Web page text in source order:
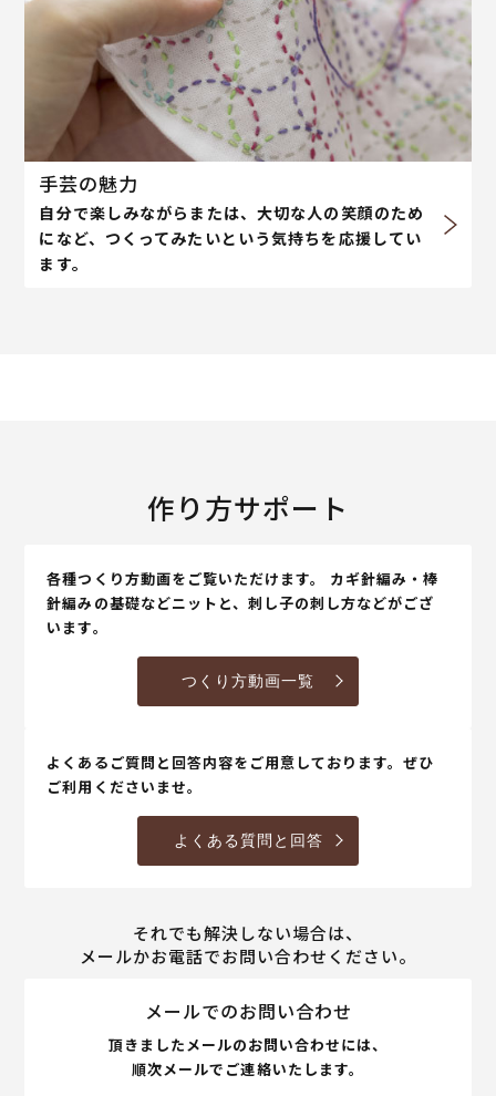
手芸の魅力
自分で楽しみながらまたは、大切な人の笑顔のため
になど、つくってみたいという気持ちを応援してい
ます。
作り方サポート
各種つくり方動画をご覧いただけます。 カギ針編み・棒
針編みの基礎などニットと、刺し子の刺し方などがござ
います。
つくり方動画一覧
よくあるご質問と回答内容をご用意しております。ぜひ
ご利用くださいませ。
よくある質問と回答
それでも解決しない場合は、
メールかお電話でお問い合わせください。
メールでのお問い合わせ
頂きましたメールのお問い合わせには、
順次メールでご連絡いたします。